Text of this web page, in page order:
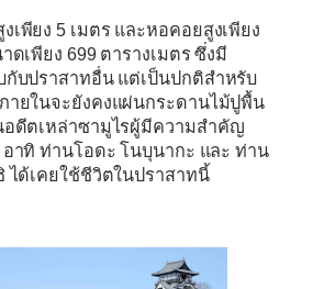
เพียง 5 เมตร และหอคอยสูงเพียง
ดเพียง 699 ตารางเมตร ซึ่งมี
กับปราสาทอื่น แต่เป็นปกติสำหรับ
ายในจะยังคงแผ่นกระดานไม้ปูพื้น
อดีตเหล่าซามูไรผู้มีความสำคัญ
าทิ ท่านโอดะ โนบุนากะ และ ท่าน
ได้เคยใช้ชีวิตในปราสาทนี้